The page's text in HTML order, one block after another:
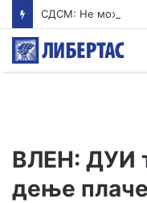
ВЛЕН: ДУИ
дење